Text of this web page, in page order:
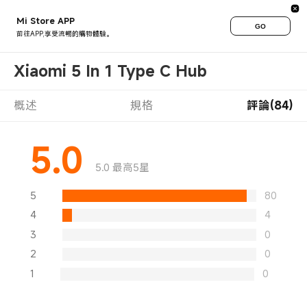
Mi Store APP
前往APP,享受流暢的購物體驗。
GO
Xiaomi 5 In 1 Type C Hub
概述 規格 評論(84)
5.0 5.0 最高5星
5
80
4
4
3
0
2
0
1
0